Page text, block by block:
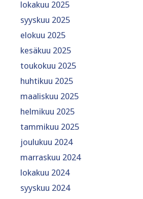
lokakuu 2025
syyskuu 2025
elokuu 2025
kesäkuu 2025
toukokuu 2025
huhtikuu 2025
maaliskuu 2025
helmikuu 2025
tammikuu 2025
joulukuu 2024
marraskuu 2024
lokakuu 2024
syyskuu 2024